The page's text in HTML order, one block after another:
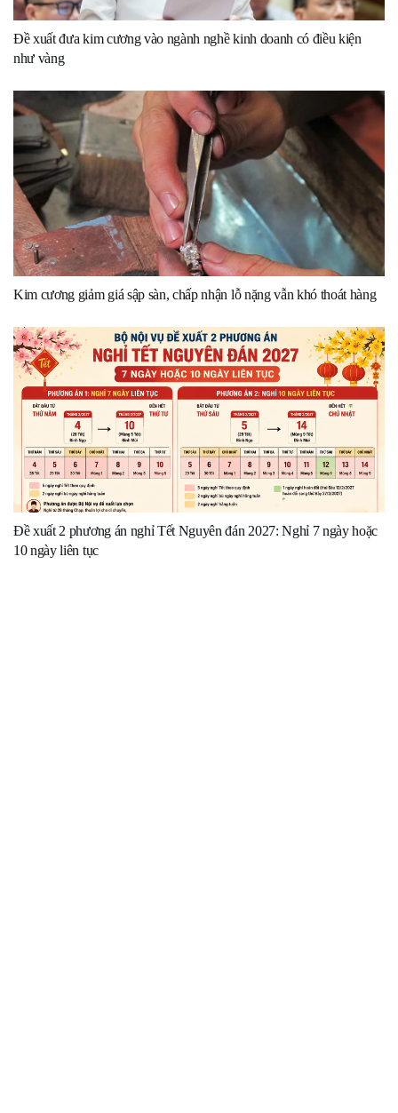
Đề xuất đưa kim cương vào ngành nghề kinh doanh có điều kiện
như vàng
Kim cương giảm giá sập sàn, chấp nhận lỗ nặng vẫn khó thoát hàng
Đề xuất 2 phương án nghỉ Tết Nguyên đán 2027: Nghỉ 7 ngày hoặc
10 ngày liên tục